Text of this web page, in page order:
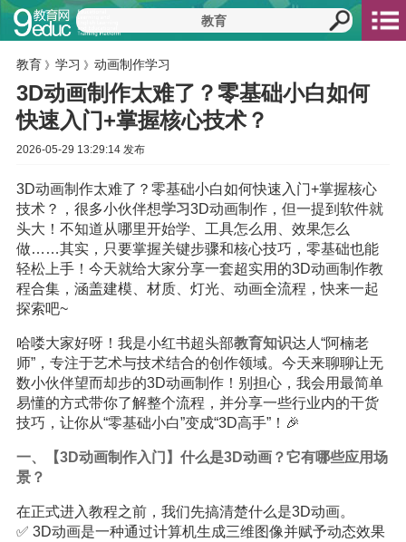
教育 》 学习 》 动画制作学习
3D动画制作太难了？零基础小白如何
快速入门+掌握核心技术？
2026-05-29 13:29:14 发布
3D动画制作太难了？零基础小白如何快速入门+掌握核心
技术？，很多小伙伴想学习3D动画制作，但一提到软件就
头大！不知道从哪里开始学、工具怎么用、效果怎么
做……其实，只要掌握关键步骤和核心技巧，零基础也能
轻松上手！今天就给大家分享一套超实用的3D动画制作教
程合集，涵盖建模、材质、灯光、动画全流程，快来一起
探索吧~
哈喽大家好呀！我是小红书超头部教育知识达人“阿楠老
师”，专注于艺术与技术结合的创作领域。今天来聊聊让无
数小伙伴望而却步的3D动画制作！别担心，我会用最简单
易懂的方式带你了解整个流程，并分享一些行业内的干货
技巧，让你从“零基础小白”变成“3D高手”！🎉
一、【3D动画制作入门】什么是3D动画？它有哪些应用场
景？
在正式进入教程之前，我们先搞清楚什么是3D动画。
✅ 3D动画是一种通过计算机生成三维图像并赋予动态效果